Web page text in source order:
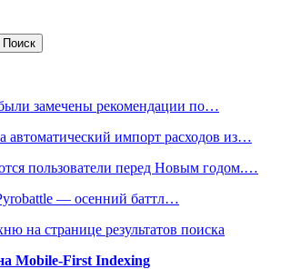
замечены рекомендации по…
автоматический импорт расходов из…
пользователи перед Новым годом.…
— осенний баттл…
на странице результатов поиска
Mobile-First Indexing